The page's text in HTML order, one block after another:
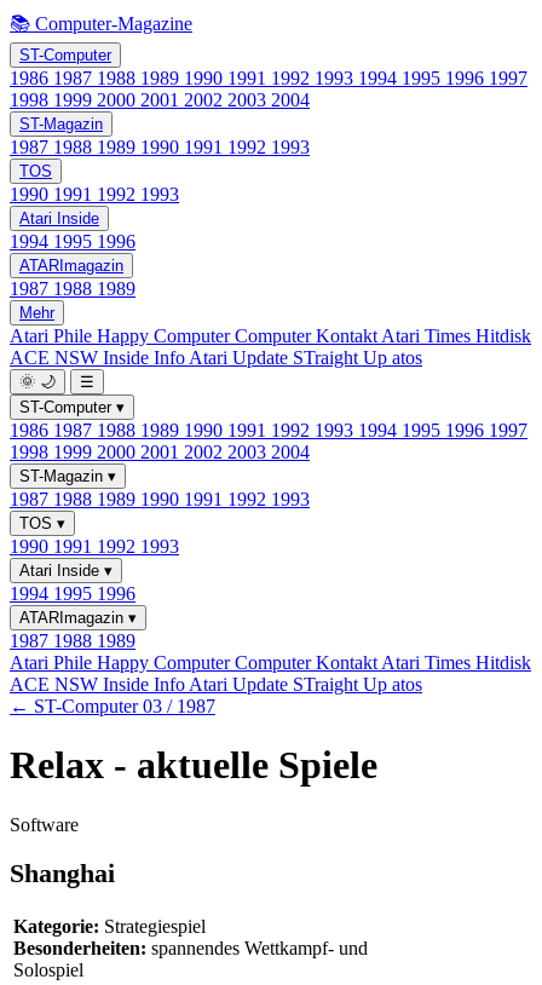
📚 Computer-Magazine
ST-Computer
1986 1987 1988 1989 1990 1991 1992 1993 1994 1995 1996 1997
1998 1999 2000 2001 2002 2003 2004
ST-Magazin
1987 1988 1989 1990 1991 1992 1993
TOS
1990 1991 1992 1993
Atari Inside
1994 1995 1996
ATARImagazin
1987 1988 1989
Mehr
Atari Phile Happy ComputerComputer Kontakt Atari Times Hitdisk
ACE NSW Inside Info Atari Update STraight Up atos
🌞 🌙
☰
ST-Computer ▾
1986 1987 1988 1989 1990 1991 1992 1993 1994 1995 1996 1997
1998 1999 2000 2001 2002 2003 2004
ST-Magazin ▾
1987 1988 1989 1990 1991 1992 1993
TOS ▾
1990 1991 1992 1993
Atari Inside ▾
1994 1995 1996
ATARImagazin ▾
1987 1988 1989
Atari Phile Happy ComputerComputer Kontakt Atari Times Hitdisk
ACE NSW Inside Info Atari Update STraight Up atos
← ST-Computer 03 / 1987
Relax - aktuelle Spiele
Software
Shanghai
Kategorie: Strategiespiel
Besonderheiten: spannendes Wettkampf- und
Solospiel